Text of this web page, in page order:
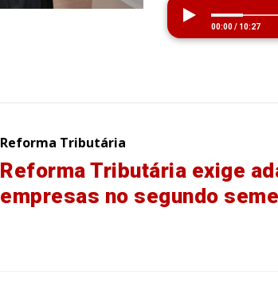
00:00/ 10:27
Reforma Tributária
Reforma Tributária exige
empresas no segundo